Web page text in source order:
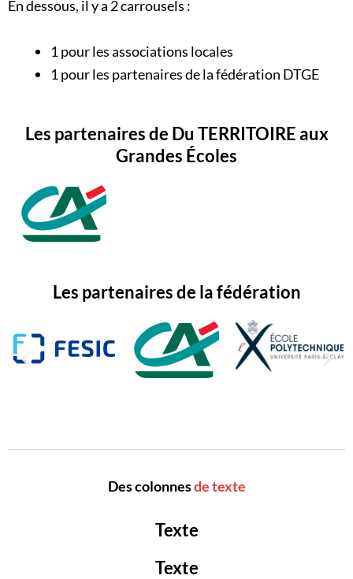
En dessous, il y a 2 carrousels :
1 pour les associations locales
1 pour les partenaires de la fédération DTGE
Les partenaires de Du TERRITOIRE aux
Grandes Écoles
Les partenaires de la fédération
Des colonnesde texte
Texte
Texte